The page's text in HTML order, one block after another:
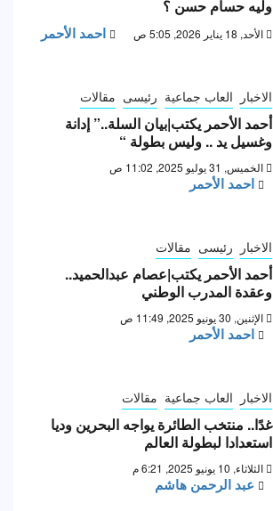
وليه حسام حسن ؟
الأحد, 18 يناير 2026, 5:05 ص احمد الأحمر
الاخبار العاب جماعية رئيسى مقالات
أحمد الأحمر يكتب|بيان السلة..” إدانة
وغسيل يد .. وليس بطولة “
الخميس, 31 يوليو 2025, 11:02 ص
احمد الأحمر
الاخبار رئيسى مقالات
أحمد الأحمر يكتب|عصام عبدالحميد..
وعقدة المدرب الوطني
الإثنين, 30 يونيو 2025, 11:49 ص
احمد الأحمر
الاخبار العاب جماعية مقالات
غدًا.. منتخب الطائرة يواجه البحرين وديا
استعدادا لبطولة العالم
الثلاثاء, 10 يونيو 2025, 6:21 م
عبد الرحمن هاشم